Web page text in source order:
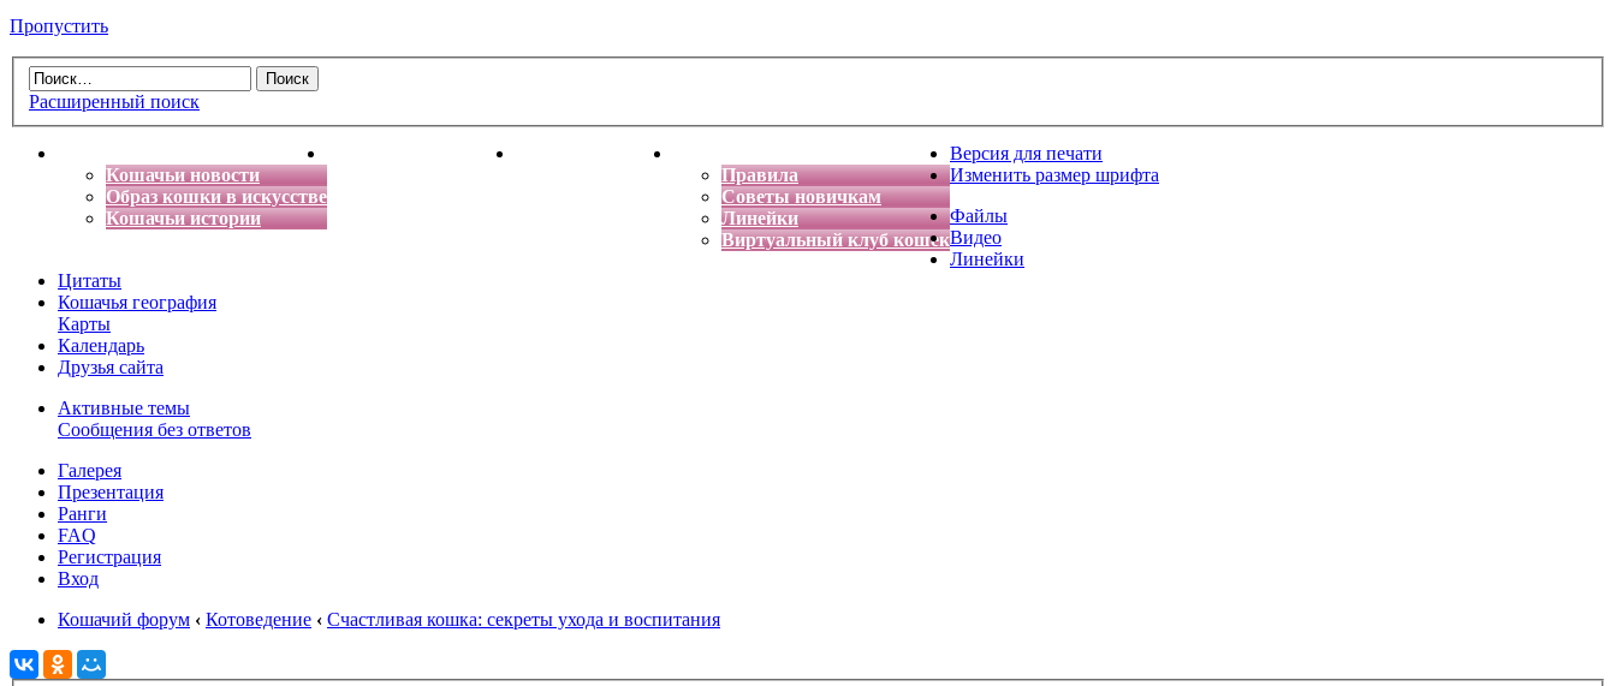
Пропустить
Расширенный поиск
Кошачьи новости
Образ кошки в искусстве
Кошачьи истории
Энциклопедия кошек Детская фантазия
Правила
Советы новичкам
Линейки
Виртуальный клуб кошек
Версия для печати
Изменить размер шрифта
Файлы
Видео
Линейки
Цитаты
Кошачья география
Карты
Календарь
Друзья сайта
Активные темы
Сообщения без ответов
Галерея
Презентация
Ранги
FAQ
Регистрация
Вход
Кошачий форум ‹ Котоведение ‹ Счастливая кошка: секреты ухода и воспитания